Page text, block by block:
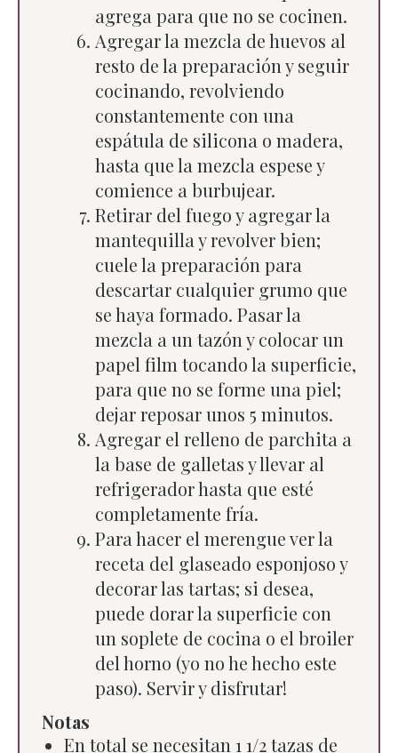
agrega para que no se cocinen.
Agregar la mezcla de huevos al
resto de la preparación y seguir
cocinando, revolviendo
constantemente con una
espátula de silicona o madera,
hasta que la mezcla espese y
comience a burbujear.
Retirar del fuego y agregar la
mantequilla y revolver bien;
cuele la preparación para
descartar cualquier grumo que
se haya formado. Pasar la
mezcla a un tazón y colocar un
papel film tocando la superficie,
para que no se forme una piel;
dejar reposar unos 5 minutos.
Agregar el relleno de parchita a
la base de galletas y llevar al
refrigerador hasta que esté
completamente fría.
Para hacer el merengue ver la
receta del glaseado esponjoso y
decorar las tartas; si desea,
puede dorar la superficie con
un soplete de cocina o el broiler
del horno (yo no he hecho este
paso). Servir y disfrutar!
Notas
En total se necesitan 1 1/2 tazas de